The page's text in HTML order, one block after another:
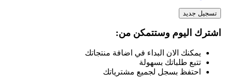
تسجيل جديد
اشترك اليوم وستتمكن من:
يمكنك الان البداء في اضافة منتجاتك
تتبع طلباتك بسهولة
احتفظ بسجل لجميع مشترياتك